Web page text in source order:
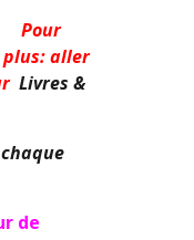
Pour
plus: aller
Livres &
de